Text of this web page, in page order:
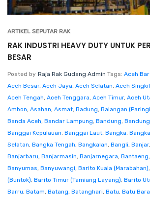
ARTIKEL SEPUTAR RAK
RAK INDUSTRI HEAVY DUTY UNTUK
BESAR
Posted by Raja Rak Gudang Admin Tags: Aceh
Aceh Besar, Aceh Jaya, Aceh Selatan, Aceh Singkil
Aceh Tengah, Aceh Tenggara, Aceh Timur, Aceh
Ambon, Asahan, Asmat, Badung, Balangan
Banda Aceh, Bandar Lampung, Bandung,
Banggai Kepulauan, Banggai Laut, Bangka,
Selatan, Bangka Tengah, Bangkalan, Bangli, Banjar,
Banjarbaru, Banjarmasin, Banjarnegara, Bantaeng,
Banyumas, Banyuwangi, Barito Kuala (Marabahan),
(Buntok), Barito Timur (Tamiang Layang), Barito
Barru, Batam, Batang, Batanghari, Batu, Batu Bara